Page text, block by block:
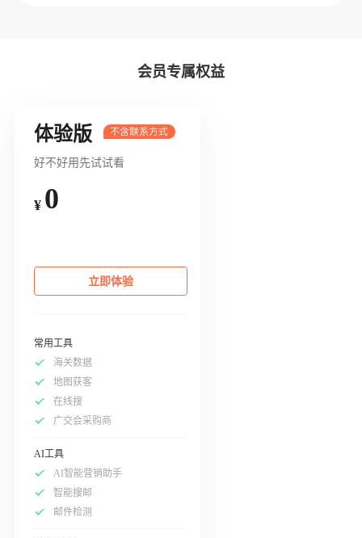
会员专属权益
体验版
好不好用先试试看
¥ 0
立即体验
常用工具
海关数据
地图获客
在线搜
广交会采购商
AI工具
AI智能营销助手
智能搜邮
邮件检测